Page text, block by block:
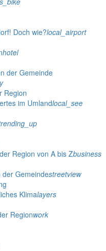
Doch wie?local_airport
hotel
der Gemeinde
Region
im Umlandlocal_see
Region von A bis Zbusiness
Gemeindestreetview
Klimalayers
Regionwork